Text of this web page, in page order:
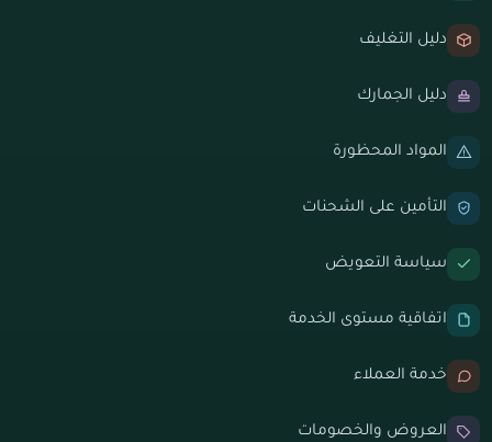
دليل التغليف
دليل الجمارك
المواد المحظورة
التأمين على الشحنات
سياسة التعويض
اتفاقية مستوى الخدمة
خدمة العملاء
العروض والخصومات